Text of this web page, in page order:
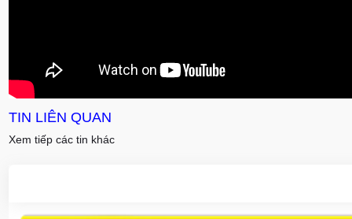
TIN LIÊN QUAN
Xem tiếp các tin khác